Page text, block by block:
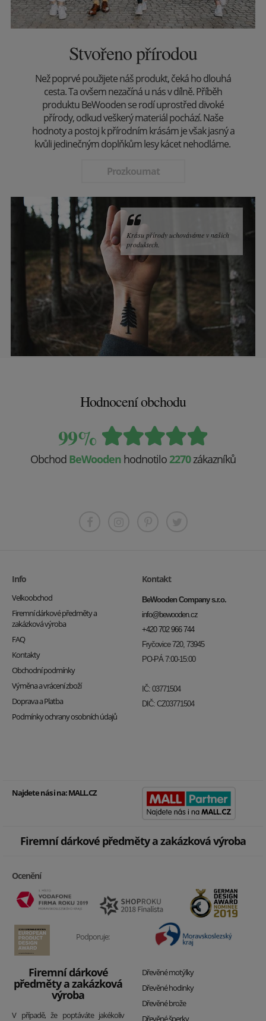
Stvořeno přírodou
Než poprvé použijete náš produkt, čeká ho dlouhá
cesta. Ta ovšem nezačíná u nás v dílně. Příběh
produktu BeWooden se rodí uprostřed divoké
přírody, odkud veškerý materiál pochází. Naše
hodnoty a postoj k přírodním krásám je však jasný a
kvůli jedinečným doplňkům lesy kácet nehodláme.
Prozkoumat
Krásu přírody uchováváme v našich
produktech.
Hodnocení obchodu
99%
Obchod BeWooden hodnotilo 2270zákazníků
Info
Velkoobchod
Firemní dárkové předměty a
zakázková výroba
FAQ
Kontakty
Obchodní podmínky
Výměna a vrácení zboží
Doprava a Platba
Podmínky ochrany osobních údajů
Kontakt
BeWooden Company s.r.o.
info@bewooden.cz
+420 702 966 744
Fryčovice 720, 73945
PO-PÁ 7:00-15:00
IČ: 03771504
DIČ: CZ03771504
Najdete nás i na:MALL.CZ
Firemní dárkové předměty a zakázková výroba
Ocenění
Podporuje:
Firemní dárkové
předměty a zakázková
výroba
V případě, že poptáváte jakékoliv
Dřevěné motýlky
Dřevěné hodinky
Dřevěné brože
Dřevěné šperky